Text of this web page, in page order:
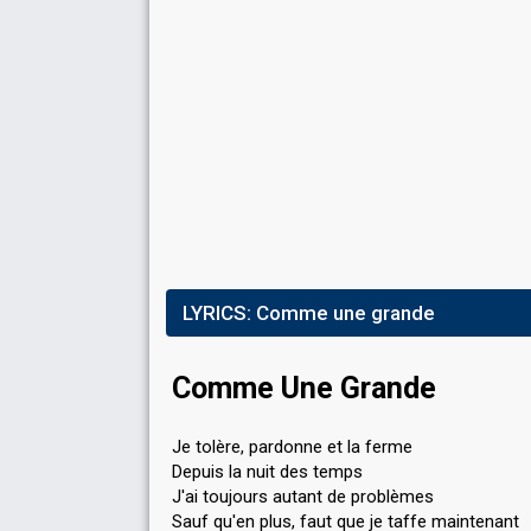
LYRICS: Comme une grande
Comme Une Grande
Je tolère, pardonne et la ferme
Depuis la nuit des temps
J'ai toujours autant de problèmes
Sauf qu'en plus, faut que je taffe maintenant